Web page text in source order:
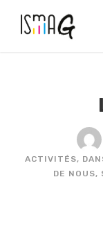
ACTIVITÉS,
DE NOUS,